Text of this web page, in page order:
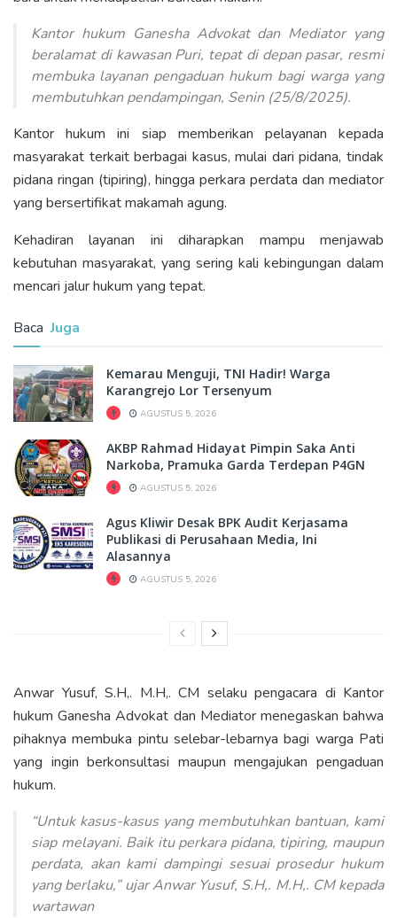
Kantor hukum Ganesha Advokat dan Mediator yang
beralamat di kawasan Puri, tepat di depan pasar, resmi
membuka layanan pengaduan hukum bagi warga yang
membutuhkan pendampingan, Senin (25/8/2025).
Kantor hukum ini siap memberikan pelayanan kepada
masyarakat terkait berbagai kasus, mulai dari pidana, tindak
pidana ringan (tipiring), hingga perkara perdata dan mediator
yang bersertifikat makamah agung.
Kehadiran layanan ini diharapkan mampu menjawab
kebutuhan masyarakat, yang sering kali kebingungan dalam
mencari jalur hukum yang tepat.
Baca Juga
Kemarau Menguji, TNI Hadir! Warga
Karangrejo Lor Tersenyum
AGUSTUS 5, 2026
AKBP Rahmad Hidayat Pimpin Saka Anti
Narkoba, Pramuka Garda Terdepan P4GN
AGUSTUS 5, 2026
Agus Kliwir Desak BPK Audit Kerjasama
Publikasi di Perusahaan Media, Ini
Alasannya
AGUSTUS 5, 2026
Anwar Yusuf, S.H,. M.H,. CM selaku pengacara di Kantor
hukum Ganesha Advokat dan Mediator menegaskan bahwa
pihaknya membuka pintu selebar-lebarnya bagi warga Pati
yang ingin berkonsultasi maupun mengajukan pengaduan
hukum.
“Untuk kasus-kasus yang membutuhkan bantuan, kami
siap melayani. Baik itu perkara pidana, tipiring, maupun
perdata, akan kami dampingi sesuai prosedur hukum
yang berlaku,” ujar Anwar Yusuf, S.H,. M.H,. CM kepada
wartawan